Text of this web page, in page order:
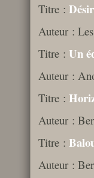
Titre :
Auteur :
Titre : Un
Auteur :
Titre :
Auteur :
Titre :
Auteur :